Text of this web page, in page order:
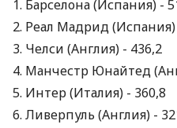
1. Барселона (Испания) -
2. Реал Мадрид (Испания)
3. Челси (Англия) - 436,2
4. Манчестр Юнайтед
5. Интер (Италия) - 360,8
6. Ливерпуль (Англия) -